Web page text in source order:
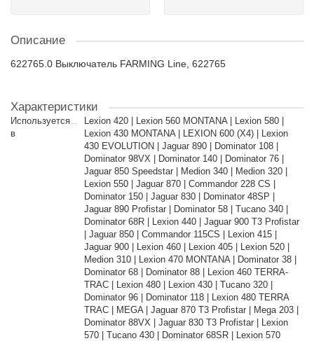
Описание
622765.0 Выключатель FARMING Line, 622765
Характеристики
Используется
в
Lexion 420 | Lexion 560 MONTANA | Lexion 580 |
Lexion 430 MONTANA | LEXION 600 (X4) | Lexion
430 EVOLUTION | Jaguar 890 | Dominator 108 |
Dominator 98VX | Dominator 140 | Dominator 76 |
Jaguar 850 Speedstar | Medion 340 | Medion 320 |
Lexion 550 | Jaguar 870 | Commandor 228 CS |
Dominator 150 | Jaguar 830 | Dominator 48SP |
Jaguar 890 Profistar | Dominator 58 | Tucano 340 |
Dominator 68R | Lexion 440 | Jaguar 900 T3 Profistar
| Jaguar 850 | Commandor 115CS | Lexion 415 |
Jaguar 900 | Lexion 460 | Lexion 405 | Lexion 520 |
Medion 310 | Lexion 470 MONTANA | Dominator 38 |
Dominator 68 | Dominator 88 | Lexion 460 TERRA-
TRAC | Lexion 480 | Lexion 430 | Tucano 320 |
Dominator 96 | Dominator 118 | Lexion 480 TERRA
TRAC | MEGA | Jaguar 870 T3 Profistar | Mega 203 |
Dominator 88VX | Jaguar 830 T3 Profistar | Lexion
570 | Tucano 430 | Dominator 68SR | Lexion 570